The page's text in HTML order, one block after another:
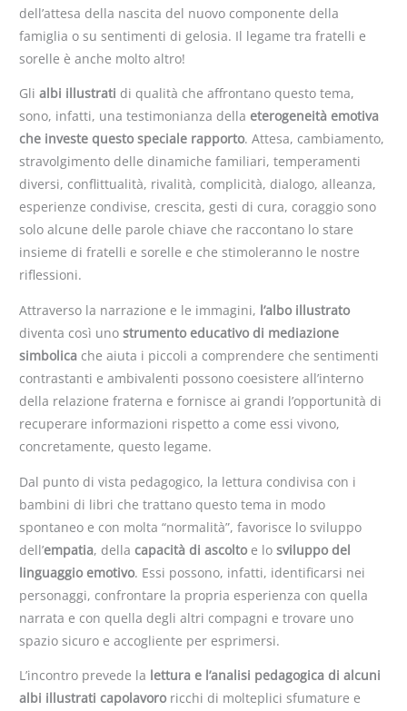
dell’attesa della nascita del nuovo componente della
famiglia o su sentimenti di gelosia. Il legame tra fratelli e
sorelle è anche molto altro!
Glialbi illustrati di qualità che affrontano questo tema,
sono, infatti, una testimonianza dellaeterogeneità emotiva
che investe questo speciale rapporto. Attesa, cambiamento,
stravolgimento delle dinamiche familiari, temperamenti
diversi, conflittualità, rivalità, complicità, dialogo, alleanza,
esperienze condivise, crescita, gesti di cura, coraggio sono
solo alcune delle parole chiave che raccontano lo stare
insieme di fratelli e sorelle e che stimoleranno le nostre
riflessioni.
Attraverso la narrazione e le immagini, l’albo illustrato
diventa così unostrumento educativo di mediazione
simbolica che aiuta i piccoli a comprendere che sentimenti
contrastanti e ambivalenti possono coesistere all’interno
della relazione fraterna e fornisce ai grandi l’opportunità di
recuperare informazioni rispetto a come essi vivono,
concretamente, questo legame.
Dal punto di vista pedagogico, la lettura condivisa con i
bambini di libri che trattano questo tema in modo
spontaneo e con molta “normalità”, favorisce lo sviluppo
dell’empatia, dellacapacità di ascoltoe losviluppo del
linguaggio emotivo. Essi possono, infatti, identificarsi nei
personaggi, confrontare la propria esperienza con quella
narrata e con quella degli altri compagni e trovare uno
spazio sicuro e accogliente per esprimersi.
L’incontro prevede la lettura e l’analisi pedagogica di alcuni
albi illustrati capolavororicchi di molteplici sfumature e